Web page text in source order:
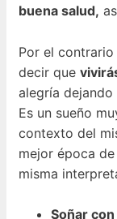
buena salud,
Por el
decir que
alegría
Es un sueño
contexto del
mejor época
misma
Soñar